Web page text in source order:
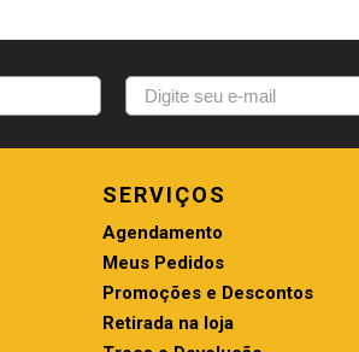
SERVIÇOS
Agendamento
Meus Pedidos
Promoções e Descontos
Retirada na loja